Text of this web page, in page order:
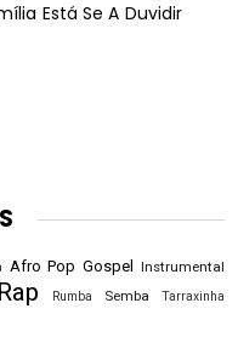
Está Se A Duvidir
Afro Pop Gospel Instrumental
Rap Rumba Semba Tarraxinha